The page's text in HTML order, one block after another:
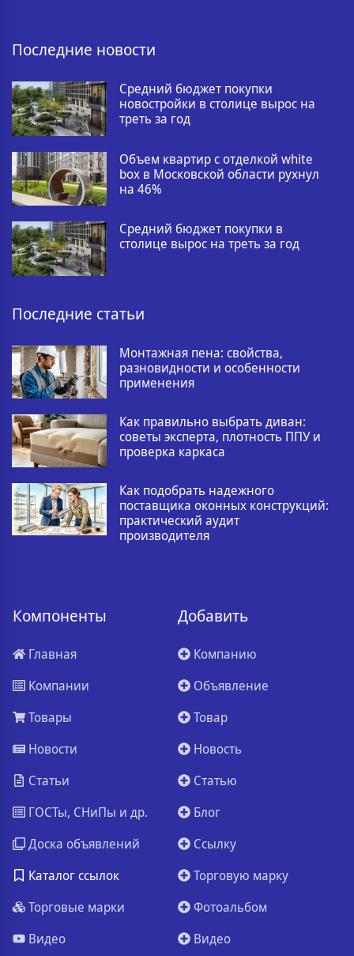
Последние новости
Средний бюджет покупки
новостройки в столице вырос на
треть за год
Объем квартир с отделкой white
box в Московской области рухнул
на 46%
Средний бюджет покупки в
столице вырос на треть за год
Последние статьи
Монтажная пена: свойства,
разновидности и особенности
применения
Как правильно выбрать диван:
советы эксперта, плотность ППУ и
проверка каркаса
Как подобрать надежного
поставщика оконных конструкций:
практический аудит
производителя
Компоненты
Главная
Компании
Товары
Новости
Статьи
ГОСТы, СНиПы и др.
Доска объявлений
Каталог ссылок
Торговые марки
Видео
Добавить
Компанию
Объявление
Товар
Новость
Статью
Блог
Ссылку
Торговую марку
Фотоальбом
Видео